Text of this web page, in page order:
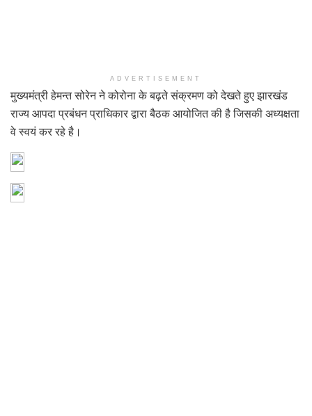
ADVERTISEMENT
मुख्यमंत्री हेमन्त सोरेन ने कोरोना के बढ़ते संक्रमण को देखते हुए झारखंड
राज्य आपदा प्रबंधन प्राधिकार द्वारा बैठक आयोजित की है जिसकी अध्यक्षता
वे स्वयं कर रहे है।